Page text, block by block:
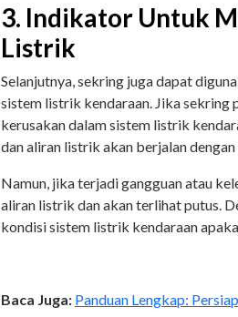
3. Indikator Untuk
Listrik
Selanjutnya, sekring juga dapat
sistem listrik kendaraan. Jika sekring
kerusakan dalam sistem listrik
dan aliran listrik akan berjalan dengan
Namun, jika terjadi gangguan atau
aliran listrik dan akan terlihat putus.
kondisi sistem listrik kendaraan
Baca Juga: Panduan Lengkap: